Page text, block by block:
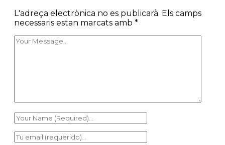
L'adreça electrònica no es publicarà. Els camps
necessaris estan marcats amb *